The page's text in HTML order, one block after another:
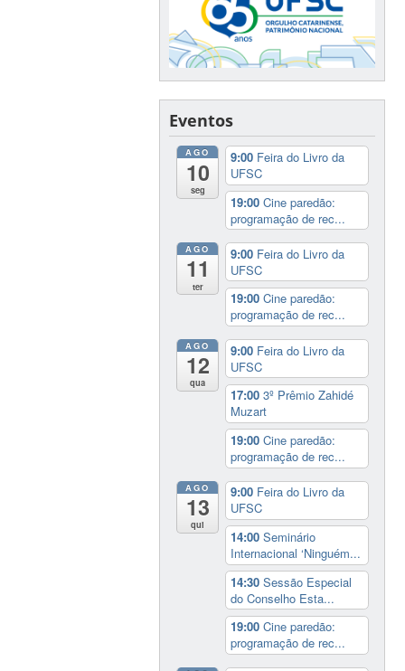
Eventos
AGO
10
seg
9:00 Feira do Livro da
UFSC
19:00Cine paredão:
programação de rec...
AGO
11
ter
9:00 Feira do Livro da
UFSC
19:00Cine paredão:
programação de rec...
AGO
12
qua
9:00 Feira do Livro da
UFSC
17:003º Prêmio Zahidé
Muzart
19:00Cine paredão:
programação de rec...
AGO
13
qui
9:00 Feira do Livro da
UFSC
14:00Seminário
Internacional ‘Ninguém...
14:30Sessão Especial
do Conselho Esta...
19:00Cine paredão:
programação de rec...